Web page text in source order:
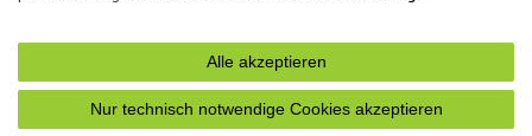
Vertrag widerrufen Kontakt
Alle akzeptieren
Nur technisch notwendige Cookies akzeptieren